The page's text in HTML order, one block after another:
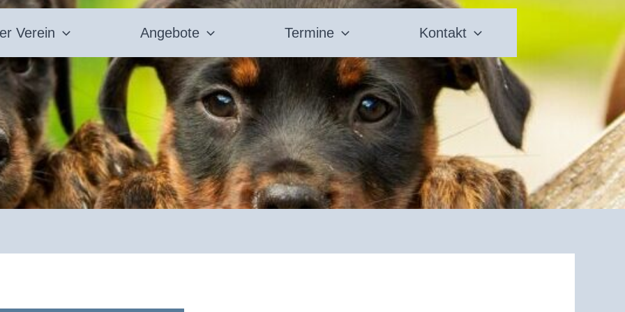
Verein Angebote Termine Kontakt